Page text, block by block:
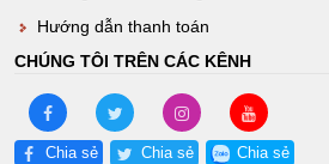
Hướng dẫn thanh toán
CHÚNG TÔI TRÊN CÁC KÊNH
Chia sẻ Chia sẻ Chia sẻ